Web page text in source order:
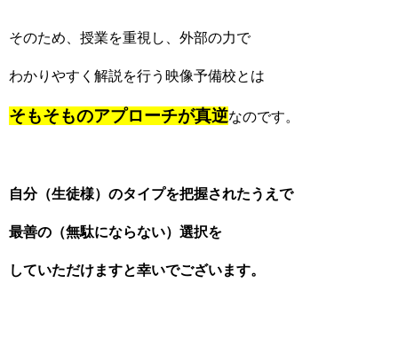
そのため、授業を重視し、外部の力で
わかりやすく解説を行う映像予備校とは
そもそものアプローチが真逆なのです。
自分（生徒様）のタイプを把握されたうえで
最善の（無駄にならない）選択を
していただけますと幸いでございます。